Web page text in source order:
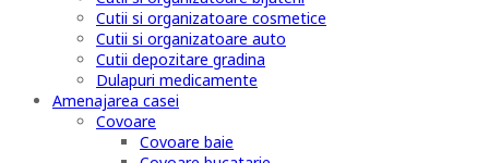
Cutii si organizatoare cosmetice
Cutii si organizatoare auto
Cutii depozitare gradina
Dulapuri medicamente
Amenajarea casei
Covoare
Covoare baie